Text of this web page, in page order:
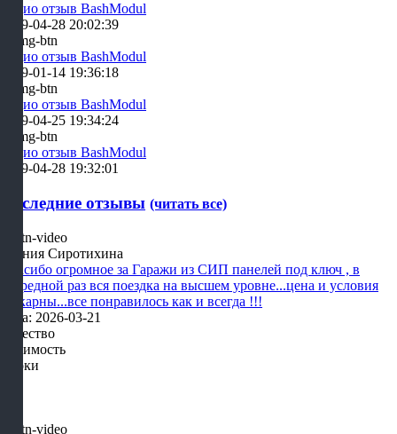
Аудио отзыв BashModul
2019-04-28 20:02:39
Аудио отзыв BashModul
2019-01-14 19:36:18
Аудио отзыв BashModul
2019-04-25 19:34:24
Аудио отзыв BashModul
2019-04-28 19:32:01
Последние отзывы (читать все)
Ксения Сиротихина
Спасибо огромное за Гаражи из СИП панелей под ключ , в
очередной раз вся поездка на высшем уровне...цена и условия
шикарны...все понравилось как и всегда !!!
Дата: 2026-03-21
Качество
Стоимость
Сроки